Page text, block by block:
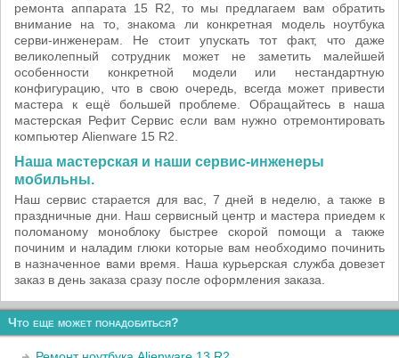
ремонта аппарата 15 R2, то мы предлагаем вам обратить
внимание на то, знакома ли конкретная модель ноутбука
серви-инженерам. Не стоит упускать тот факт, что даже
великолепный сотрудник может не заметить малейшей
особенности конкретной модели или нестандартную
конфигурацию, что в свою очередь, всегда может привести
мастера к ещё большей проблеме. Обращайтесь в наша
мастерская Рефит Сервис если вам нужно отремонтировать
компьютер Alienware 15 R2.
Наша мастерская и наши сервис-инженеры
мобильны.
Наш сервис старается для вас, 7 дней в неделю, а также в
праздничные дни. Наш сервисный центр и мастера приедем к
поломаному моноблоку быстрее скорой помощи а также
починим и наладим глюки которые вам необходимо починить
в назначенное вами время. Наша курьерская служба довезет
заказ в день заказа сразу после оформления заказа.
Что еще может понадобиться?